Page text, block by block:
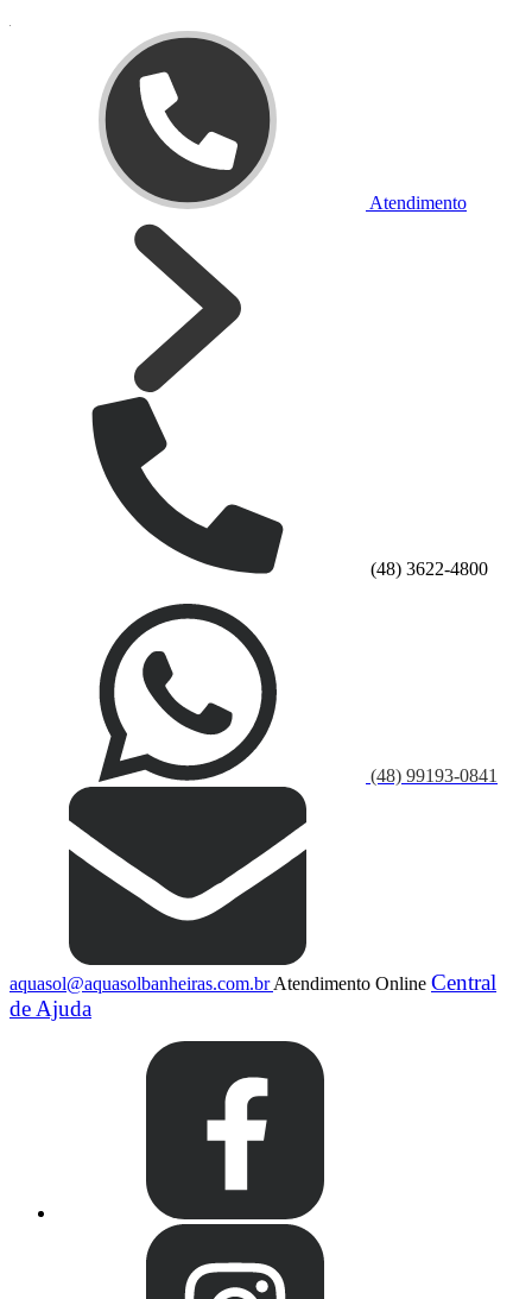
Atendimento
(48) 3622-4800
(48) 99193-0841
aquasol@aquasolbanheiras.com.brAtendimento Online Central
de Ajuda